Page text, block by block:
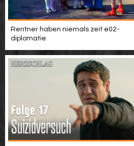
Rentner haben niemals zeit e02-
diplomatie